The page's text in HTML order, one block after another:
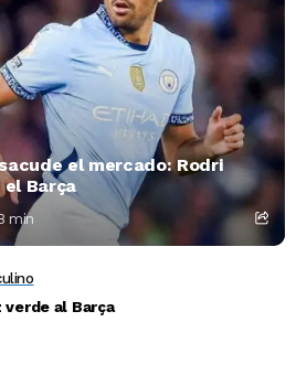
el mercado: Rodri
Barça
min
verde al Barça